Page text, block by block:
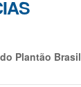
Plantão